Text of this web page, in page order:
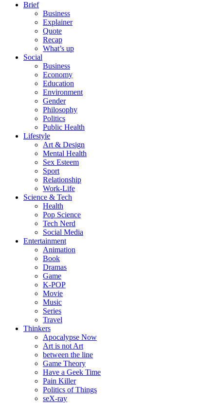
Brief
Business
Explainer
Quote
Recap
What’s up
Social
Business
Economy
Education
Environment
Gender
Philosophy
Politics
Public Health
Lifestyle
Art & Design
Mental Health
Sex Esteem
Sport
Relationship
Work-Life
Science & Tech
Health
Pop Science
Tech Nerd
Social Media
Entertainment
Animation
Book
Dramas
Game
K-POP
Movie
Music
Series
Travel
Thinkers
Apocalypse Now
Art is not Art
between the line
Game Theory
Have a Geek Time
Pain Killer
Politics of Things
seX-ray